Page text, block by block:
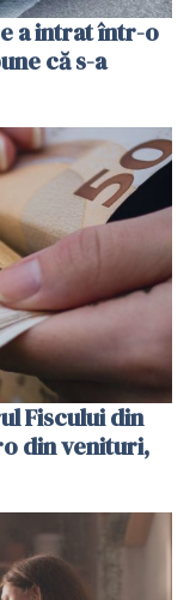
a intrat într-o
că s-a
Fiscului din
din venituri,